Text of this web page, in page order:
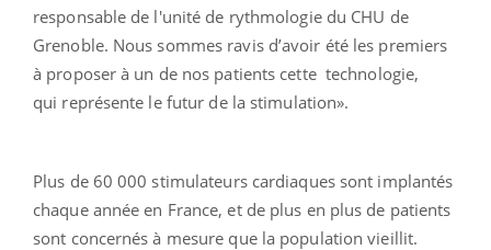
responsable de l'unité de rythmologie du CHU de
Grenoble. Nous sommes ravis d’avoir été les premiers
à proposer à un de nos patients cette technologie,
qui représente le futur de la stimulation».
Plus de 60 000 stimulateurs cardiaques sont implantés
chaque année en France, et de plus en plus de patients
sont concernés à mesure que la population vieillit.